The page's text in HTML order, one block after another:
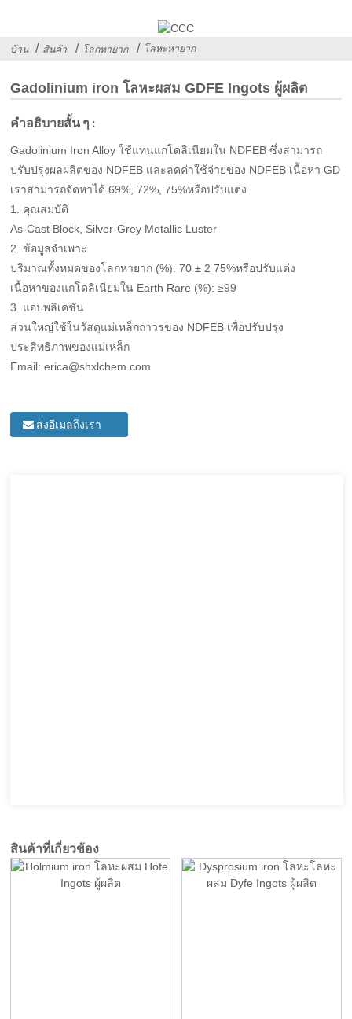
บ้าน สินค้า โลกหายาก โลหะหายาก
Gadolinium iron โลหะผสม GDFE Ingots ผู้ผลิต
คำอธิบายสั้น ๆ :
Gadolinium Iron Alloy ใช้แทนแกโดลิเนียมใน NDFEB ซึ่งสามารถ
ปรับปรุงผลผลิตของ NDFEB และลดค่าใช้จ่ายของ NDFEB เนื้อหา GD
เราสามารถจัดหาได้ 69%, 72%, 75%หรือปรับแต่ง
1. คุณสมบัติ
As-Cast Block, Silver-Grey Metallic Luster
2. ข้อมูลจำเพาะ
ปริมาณทั้งหมดของโลกหายาก (%): 70 ± 2 75%หรือปรับแต่ง
เนื้อหาของแกโดลิเนียมใน Earth Rare (%): ≥99
3. แอปพลิเคชัน
ส่วนใหญ่ใช้ในวัสดุแม่เหล็กถาวรของ NDFEB เพื่อปรับปรุง
ประสิทธิภาพของแม่เหล็ก
Email: erica@shxlchem.com
ส่งอีเมลถึงเรา
สินค้าที่เกี่ยวข้อง